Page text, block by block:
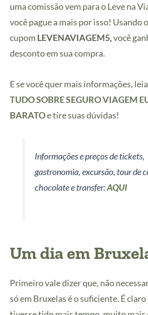
uma comissão vem para o Leve na
você pague a mais por isso! Usando o
cupom LEVENAVIAGEM5,você
desconto em sua compra.
E se você quer mais informações,
TUDO SOBRE SEGURO VIAGEM
BARATOe tire suas dúvidas!
Informações e preços de tickets,
gastronomia, excursão, tour de
chocolate e transfer:AQUI
Um dia em
Primeiro vale dizer que, não
só em Bruxelas é o suficiente. É claro